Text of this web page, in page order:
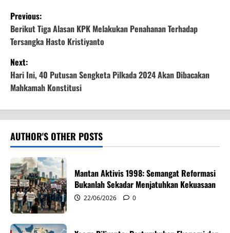
P
o
s
t
n
a
v
i
g
a
t
Previous:
Berikut Tiga Alasan KPK Melakukan Penahanan Terhadap
Tersangka Hasto Kristiyanto
Next:
Hari Ini, 40 Putusan Sengketa Pilkada 2024 Akan Dibacakan
Mahkamah Konstitusi
AUTHOR'S OTHER POSTS
Mantan Aktivis 1998: Semangat Reformasi
Bukanlah Sekadar Menjatuhkan Kekuasaan
22/06/2026 0